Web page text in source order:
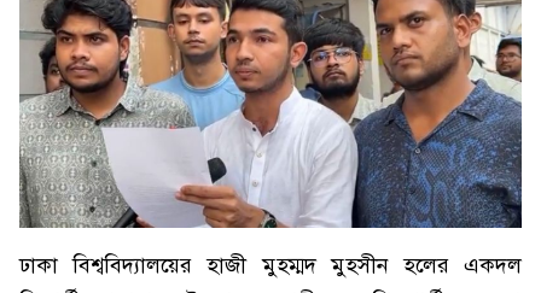
ঢাকা বিশ্ববিদ্যালয়ের হাজী মুহম্মদ মুহসীন হলের একদল